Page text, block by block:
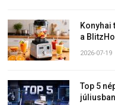
Konyhai
a
2026-07-19
Top 5
júliusban